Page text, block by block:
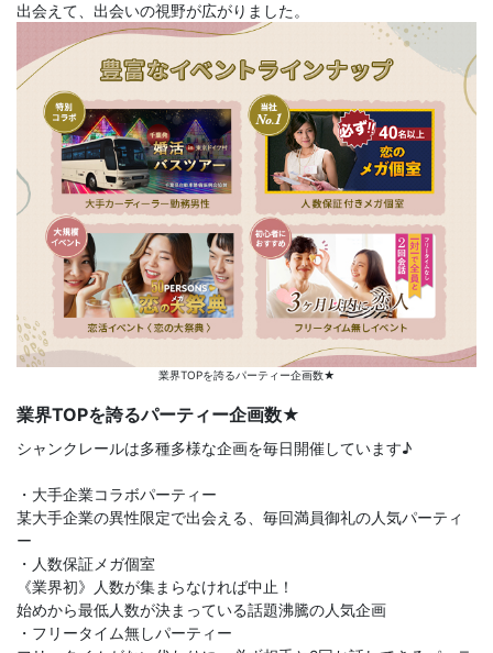
出会えて、出会いの視野が広がりました。
業界TOPを誇るパーティー企画数★
業界TOPを誇るパーティー企画数★
シャンクレールは多種多様な企画を毎日開催しています♪
・大手企業コラボパーティー
某大手企業の異性限定で出会える、毎回満員御礼の人気パーティ
ー
・人数保証メガ個室
《業界初》人数が集まらなければ中止！
始めから最低人数が決まっている話題沸騰の人気企画
・フリータイム無しパーティー